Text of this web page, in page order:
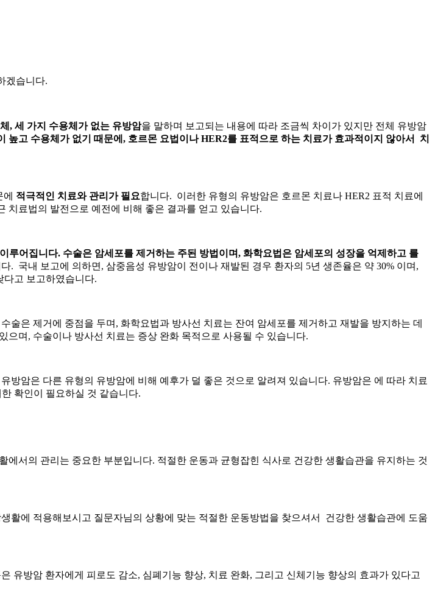
겠습니다.
, 세 가지 수용체가 없는 유방암을 말하며 보고되는 내용에 따라 조금씩 차이가 있지만 전체 유방암
높고 수용체가 없기 때문에, 호르몬 요법이나 HER2를 표적으로 하는 치료가 효과적이지 않아서 치
적극적인 치료와 관리가 필요합니다. 이러한 유형의 유방암은 호르몬 치료나 HER2 표적 치료에
치료법의 발전으로 예전에 비해 좋은 결과를 얻고 있습니다.
어집니다. 수술은 암세포를 제거하는 주된 방법이며, 화학요법은 암세포의 성장을 억제하고 를
. 국내 보고에 의하면, 삼중음성 유방암이 전이나 재발된 경우 환자의 5년 생존율은 약 30% 이며,
다고 보고하였습니다.
술은 제거에 중점을 두며, 화학요법과 방사선 치료는 잔여 암세포를 제거하고 재발을 방지하는 데
으며, 수술이나 방사선 치료는 증상 완화 목적으로 사용될 수 있습니다.
방암은 다른 유형의 유방암에 비해 예후가 덜 좋은 것으로 알려져 있습니다. 유방암은 에 따라 치료
확인이 필요하실 것 같습니다.
서의 관리는 중요한 부분입니다. 적절한 운동과 균형잡힌 식사로 건강한 생활습관을 유지하는 것
활에 적용해보시고 질문자님의 상황에 맞는 적절한 운동방법을 찾으셔서 건강한 생활습관에 도움
유방암 환자에게 피로도 감소, 심폐기능 향상, 치료 완화, 그리고 신체기능 향상의 효과가 있다고